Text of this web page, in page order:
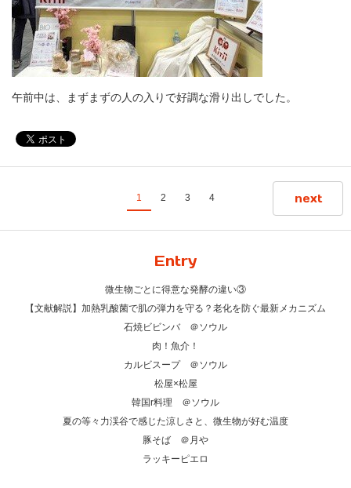
午前中は、まずまずの人の入りで好調な滑り出しでした。
1 2 3 4 next
Entry
微生物ごとに得意な発酵の違い③
【文献解説】加熱乳酸菌で肌の弾力を守る？老化を防ぐ最新メカニズム
石焼ビビンバ ＠ソウル
肉！魚介！
カルビスープ ＠ソウル
松屋×松屋
韓国r料理 ＠ソウル
夏の等々力渓谷で感じた涼しさと、微生物が好む温度
豚そば ＠月や
ラッキーピエロ